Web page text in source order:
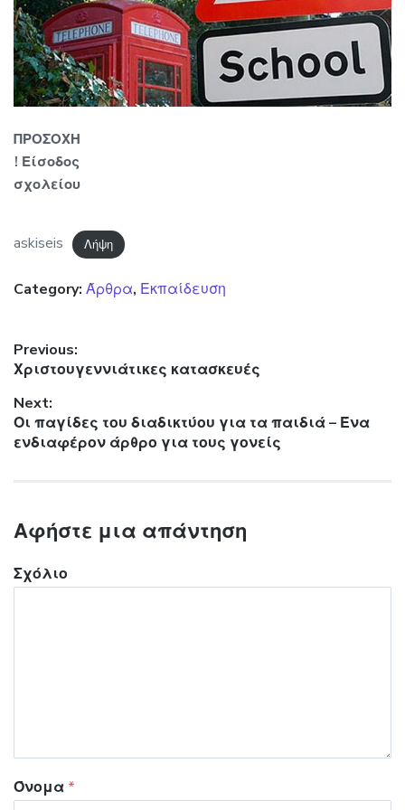
ΠΡΟΣΟΧΗ
! Είσοδος
σχολείου
askiseis Λήψη
Category: Άρθρα, Εκπαίδευση
Πλοήγηση άρθρων
Previous:
Previous post:
Χριστουγεννιάτικες κατασκευές
Next:
Next post:
Οι παγίδες του διαδικτύου για τα παιδιά – Ένα
ενδιαφέρον άρθρο για τους γονείς
Αφήστε μια απάντηση
Σχόλιο
Όνομα *